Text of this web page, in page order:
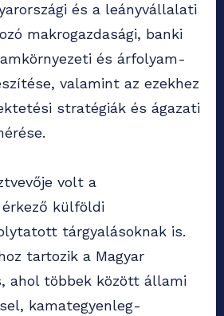
és a leányvállalati
makrogazdasági, banki
és árfolyam-
valamint az ezekhez
stratégiák és ágazati
volt a
érkező külföldi
tárgyalásoknak is.
tartozik a Magyar
ahol többek között állami
kamategyenleg-